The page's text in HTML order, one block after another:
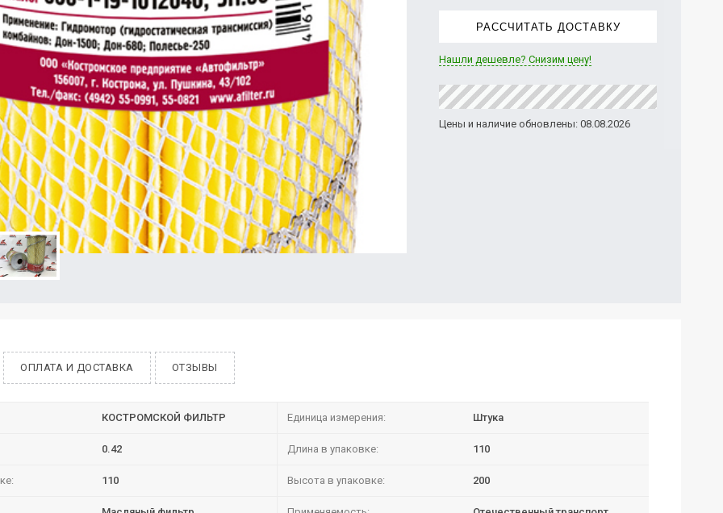
РАССЧИТАТЬ ДОСТАВКУ
Нашли дешевле? Снизим цену!
Цены и наличие обновлены: 08.08.2026
ОПЛАТА И ДОСТАВКА ОТЗЫВЫ
КОСТРОМСКОЙ ФИЛЬТР Единица измерения: Штука
0.42 Длина в упаковке: 110
110 Высота в упаковке: 200